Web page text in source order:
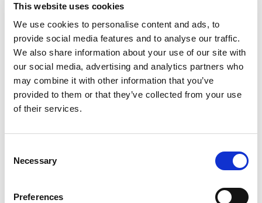
This website uses cookies
We use cookies to personalise content and ads, to
provide social media features and to analyse our traffic.
We also share information about your use of our site with
our social media, advertising and analytics partners who
may combine it with other information that you’ve
provided to them or that they’ve collected from your use
of their services.
Selection
Necessary
Preferences
La caja de preinstalación Hydro Box ha sido proyectada y
realizada para ser instalada en las instalaciones de
acondicionamiento, y en concreto se adapta perfectamente
a los sistemas hidrónicos, gracias a la altura útil interna
aumentada, igual a 125 mm.
Compatible con los ventiloconvectores de pared Silence
Características
horizontal